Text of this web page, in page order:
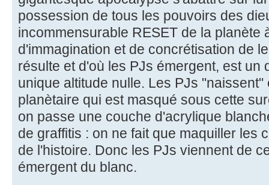
possession de tous les pouvoirs des
incommensurable RESET de la planète
d'immagination et de concrétisation de
résulte et d'où les PJs émergent, est un
unique altitude nulle. Les PJs
planètaire qui est masqué sous cette
on passe une couche d'acrylique
de graffitis : on ne fait que maquiller les
de l'histoire. Donc les PJs viennent de
émergent du blanc.